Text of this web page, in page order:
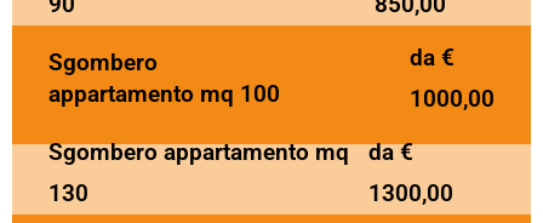
Sgombero
appartamento mq 100
da €
1000,00
Sgombero appartamento mq
130
da €
1300,00